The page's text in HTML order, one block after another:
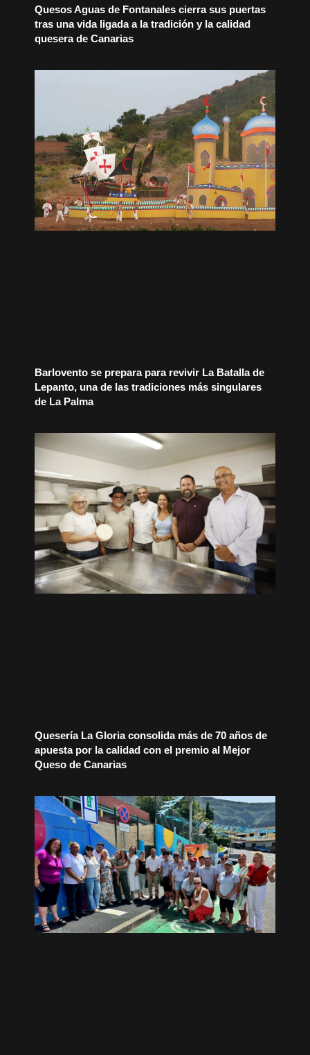
Quesos Aguas de Fontanales cierra sus puertas
tras una vida ligada a la tradición y la calidad
quesera de Canarias
Barlovento se prepara para revivir La Batalla de
Lepanto, una de las tradiciones más singulares
de La Palma
Quesería La Gloria consolida más de 70 años de
apuesta por la calidad con el premio al Mejor
Queso de Canarias